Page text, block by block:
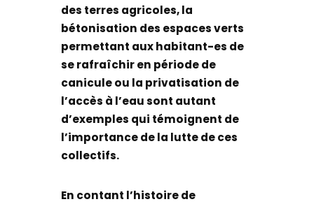
des terres agricoles, la
bétonisation des espaces verts
permettant aux habitant-es de
se rafraîchir en période de
canicule ou la privatisation de
l’accès à l’eau sont autant
d’exemples qui témoignent de
l’importance de la lutte de ces
collectifs.
En contant l’histoire de